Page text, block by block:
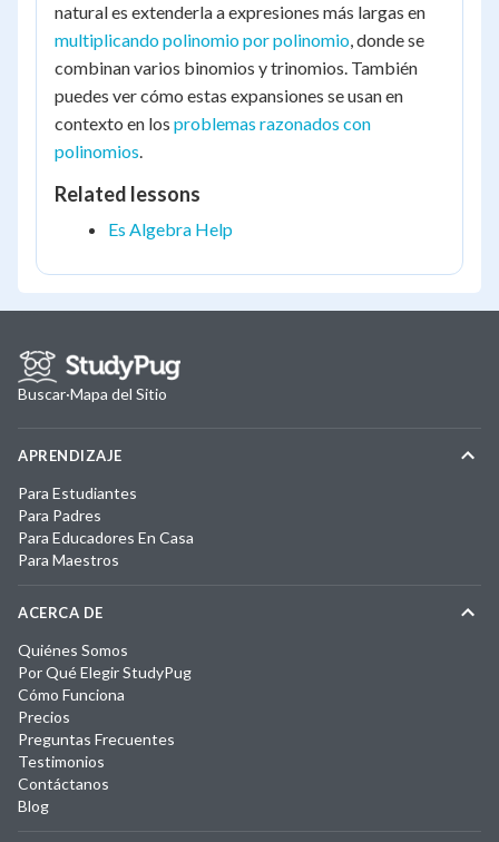
natural es extenderla a expresiones más largas en
multiplicando polinomio por polinomio, donde se
combinan varios binomios y trinomios. También
puedes ver cómo estas expansiones se usan en
contexto en los problemas razonados con
polinomios.
Related lessons
Es Algebra Help
Buscar·Mapa del Sitio
APRENDIZAJE
Para Estudiantes
Para Padres
Para Educadores En Casa
Para Maestros
ACERCA DE
Quiénes Somos
Por Qué Elegir StudyPug
Cómo Funciona
Precios
Preguntas Frecuentes
Testimonios
Contáctanos
Blog